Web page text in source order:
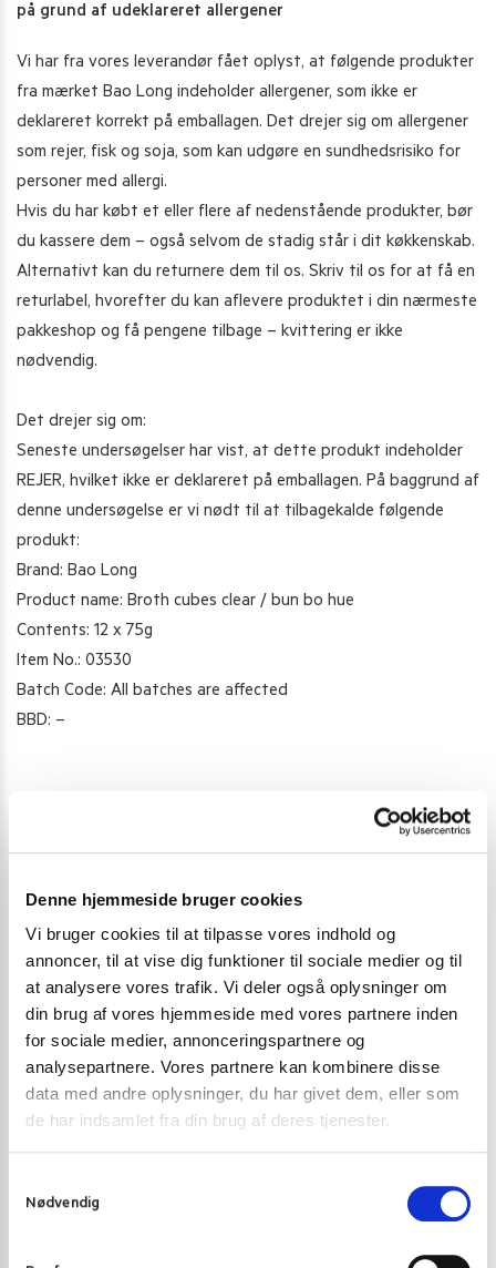
Denne hjemmeside bruger cookies
Vi bruger cookies til at tilpasse vores indhold og
annoncer, til at vise dig funktioner til sociale medier og til
at analysere vores trafik. Vi deler også oplysninger om
din brug af vores hjemmeside med vores partnere inden
for sociale medier, annonceringspartnere og
analysepartnere. Vores partnere kan kombinere disse
data med andre oplysninger, du har givet dem, eller som
de har indsamlet fra din brug af deres tjenester.
Nødvendig
på grund af udeklareret allergener
Vi har fra vores leverandør fået oplyst, at følgende produkter
fra mærket Bao Long indeholder allergener, som ikke er
deklareret korrekt på emballagen. Det drejer sig om allergener
som rejer, fisk og soja, som kan udgøre en sundhedsrisiko for
personer med allergi.
Hvis du har købt et eller flere af nedenstående produkter, bør
du kassere dem – også selvom de stadig står i dit køkkenskab.
Alternativt kan du returnere dem til os. Skriv til os for at få en
returlabel, hvorefter du kan aflevere produktet i din nærmeste
pakkeshop og få pengene tilbage – kvittering er ikke
nødvendig.
Det drejer sig om:
Seneste undersøgelser har vist, at dette produkt indeholder
REJER, hvilket ikke er deklareret på emballagen. På baggrund af
denne undersøgelse er vi nødt til at tilbagekalde følgende
produkt:
Brand: Bao Long
Product name: Broth cubes clear / bun bo hue
Contents: 12 x 75g
Item No.: 03530
Batch Code: All batches are affected
BBD: –
Seneste undersøgelser har vist, at dette produkt indeholder
REJER og FISK, hvilket ikke er deklareret på emballagen. På
følgende produkt:
Brand: Bao Long
Product name: Broth cube crab / bun rieu
Contents: 12 x 75g
Item No.: 03537
Batch Code: All batches are affected
BBD: –
baggrund af denne undersøgelse er vi nødt til at tilbagekalde
Brand: Bao Long